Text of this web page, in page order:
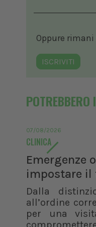
Oppure
ISCRIVITI
POTREBBERO
07/08/2026
CLINICA
Emergenze
impostare il
Dalla
all’ordine
per una